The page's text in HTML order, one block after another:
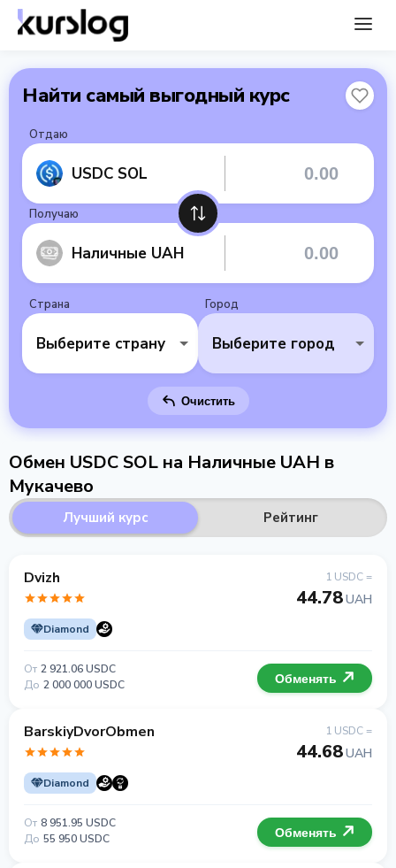
Найти самый выгодный курс
Отдаю
USDC SOL
Получаю
Наличные UAH
Страна
Выберите страну
Город
Выберите город
Очистить
Обмен USDC SOL на Наличные UAH в
Мукачево
Лучший курс Рейтинг
Dvizh
Diamond
1 USDC =
44.78UAH
От 2 921.06 USDC
До 2 000 000 USDC Обменять
BarskiyDvorObmen
Diamond
1 USDC =
44.68UAH
От 8 951.95 USDC
До 55 950 USDC Обменять